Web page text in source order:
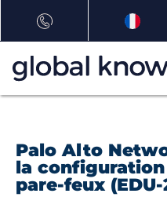
Palo Alto
la
pare-feux (EDU-